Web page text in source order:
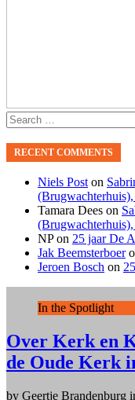
Search
for:
RECENT COMMENTS
Niels Post on
Tamara Dees on
NPon 25 jaar De
Jak Beemsterboer
Jeroen Bosch on
In the Spotlight
Over Kerk en
de Oude Kerk
by Geertje Brandenburg